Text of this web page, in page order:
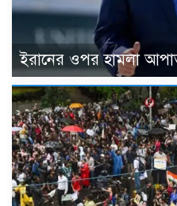
ইরানের ওপর হামলা